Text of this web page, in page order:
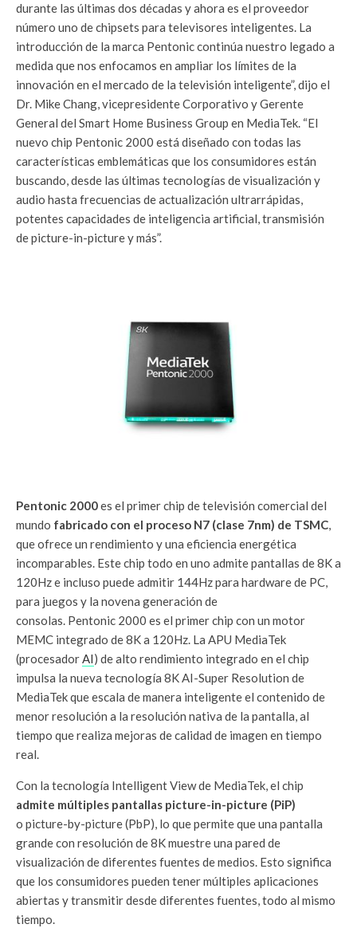
durante las últimas dos décadas y ahora es el proveedor
número uno de chipsets para televisores inteligentes. La
introducción de la marca Pentonic continúa nuestro legado a
medida que nos enfocamos en ampliar los límites de la
innovación en el mercado de la televisión inteligente”, dijo el
Dr. Mike Chang, vicepresidente Corporativo y Gerente
General del Smart Home Business Group en MediaTek. “El
nuevo chip Pentonic 2000 está diseñado con todas las
características emblemáticas que los consumidores están
buscando, desde las últimas tecnologías de visualización y
audio hasta frecuencias de actualización ultrarrápidas,
potentes capacidades de inteligencia artificial, transmisión
de picture-in-picture y más”.
Pentonic 2000es el primer chip de televisión comercial del
mundo fabricado con el proceso N7 (clase 7nm) de TSMC,
que ofrece un rendimiento y una eficiencia energética
incomparables. Este chip todo en uno admite pantallas de 8K a
120Hz e incluso puede admitir 144Hz para hardware de PC,
para juegos y la novena generación de
consolas. Pentonic 2000 es el primer chip con un motor
MEMC integrado de 8K a 120Hz. La APU MediaTek
(procesadorAI) de alto rendimiento integrado en el chip
impulsa la nueva tecnología 8K AI-Super Resolution de
MediaTek que escala de manera inteligente el contenido de
menor resolución a la resolución nativa de la pantalla, al
tiempo que realiza mejoras de calidad de imagen en tiempo
real.
Con la tecnología Intelligent View de MediaTek, el chip
admite múltiples pantallas picture-in-picture (PiP)
o picture-by-picture (PbP), lo que permite que una pantalla
grande con resolución de 8K muestre una pared de
visualización de diferentes fuentes de medios. Esto significa
que los consumidores pueden tener múltiples aplicaciones
abiertas y transmitir desde diferentes fuentes, todo al mismo
tiempo.